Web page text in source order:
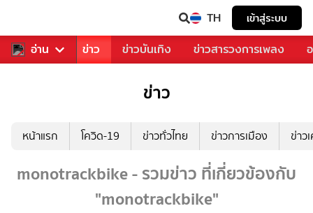
TH เข้าสู่ระบบ
อ่าน
คุณ กีฬา ข่าว ข่าวบันเทิง ข่าวสารวงการเพลง
ข่าว
หน้าแรก โควิด-19 ข่าวทั่วไทย ข่าวการเมือง ข่าว
monotrackbike - รวมข่าว ที่เกี่ยวข้องกับ
"monotrackbike"